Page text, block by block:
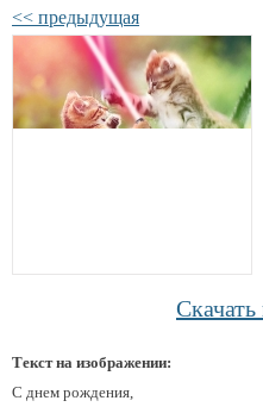
<< предыдущая
Текст на изображении:
С днем рождения,